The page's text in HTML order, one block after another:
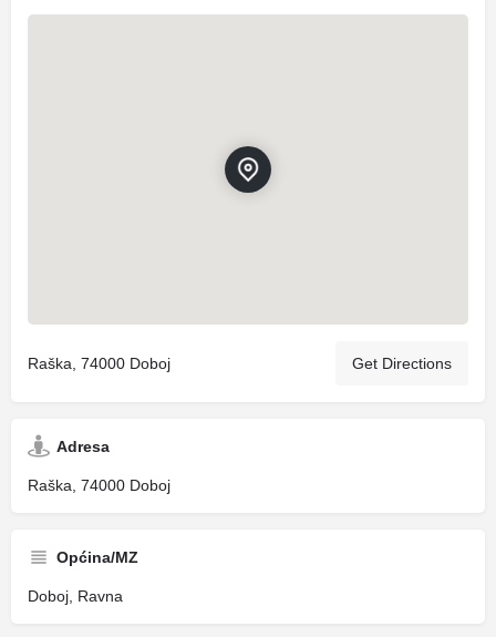
Raška, 74000 Doboj Get Directions
Adresa
Raška, 74000 Doboj
Općina/MZ
Doboj, Ravna